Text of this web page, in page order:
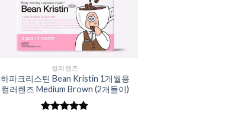
Add to
Wishlist
컬러렌즈
하파크리스틴 Bean Kristin 1개월용
컬러렌즈 Medium Brown (2개들이)